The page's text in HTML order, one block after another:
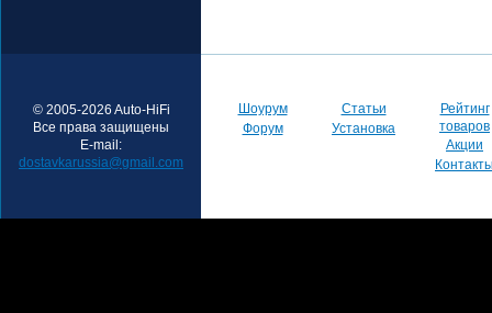
© 2005-2026 Auto-HiFi
Все права защищены
E-mail:
dostavkarussia@gmail.com
Шоурум
Форум
Статьи
Установка
Рейтинг
товаров
Акции